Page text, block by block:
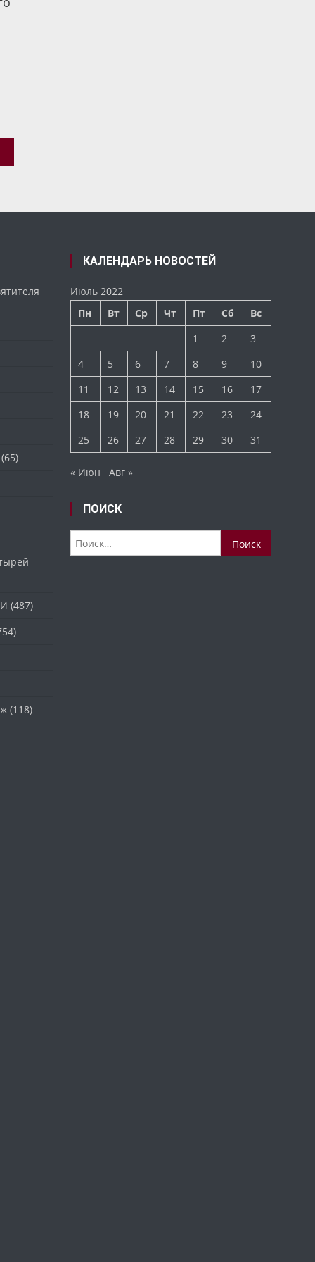
(487)
(118)
КАЛЕНДАРЬ НОВОСТЕЙ
Июль 2022
Пн
Вт Ср Чт Пт Сб
Вс
1
2
3
4
5 6 7 8 9
10
11
12 13 14 15 16
17
18
19 20 21 22 23
24
25
26 27 28 29 30 31
« Июн Авг »
ПОИСК
Найти: